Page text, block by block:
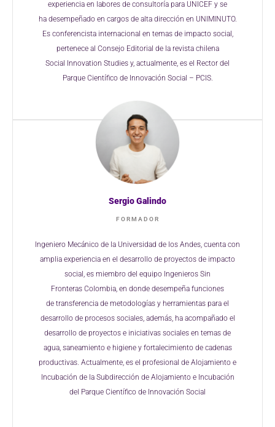
experiencia en labores de consultoría para UNICEF y se
ha desempeñado en cargos de alta dirección en UNIMINUTO.
Es conferencista internacional en temas de impacto social,
pertenece al Consejo Editorial de la revista chilena
Social
Innovation Studies y, actualmente, es el Rector del
Parque Científico de Innovación Social – PCIS.
Sergio Galindo
FORMADOR
Ingeniero Mecánico de la Universidad de los Andes, cuenta con
amplia experiencia en el desarrollo de proyectos de impacto
social, es miembro del equipo Ingenieros Sin
Fronteras Colombia, en donde desempeña funciones
de transferencia de metodologías y herramientas para el
desarrollo de procesos sociales, además, ha acompañado el
desarrollo de proyectos e iniciativas sociales en temas de
agua, saneamiento e higiene y fortalecimiento de cadenas
productivas. Actualmente, es el profesional de Alojamiento e
Incubación de la Subdirección de Alojamiento e Incubación
del Parque Científico de Innovación Social